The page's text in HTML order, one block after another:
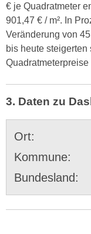
€ je Quadratmeter
901,47 € / m². In
Veränderung von
bis heute
3. Daten zu
Ort:
Kommune:
Bundesland: